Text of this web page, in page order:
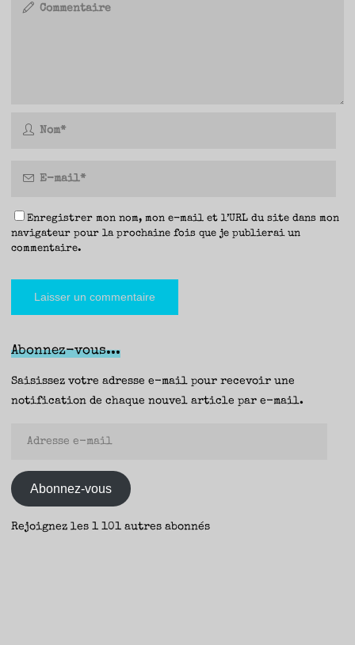
Enregistrer mon nom, mon e-mail et l’URL du site dans mon
navigateur pour la prochaine fois que je publierai un
commentaire.
Abonnez-vous...
Saisissez votre adresse e-mail pour recevoir une
notification de chaque nouvel article par e-mail.
mail
Abonnez-vous
Rejoignez les 1 101 autres abonnés